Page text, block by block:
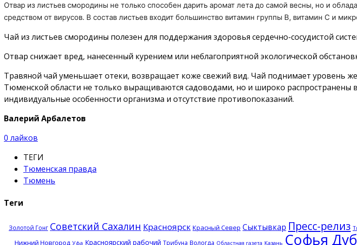
Отвар из листьев смородины не только способен дарить аромат лета до самой весны, но и
средством от вирусов. В состав листьев входит большинство витамин группы В, витамин С и
Чай из листьев смородины полезен для поддержания здоровья сердечно-сосудистой
Отвар снижает вред, нанесенный курением или неблагоприятной экологической
Травяной чай уменьшает отеки, возвращает коже свежий вид. Чай поднимает уровень
Тюменской области не только выращиваются садоводами, но и широко распространены
индивидуальные особенности организма и отсутствие противопоказаний.
Валерий Арбалетов
0 лайков
ТЕГИ
Тюменская правда
Тюмень
Теги
Золотой Гонг Советский Сахалин Красноярск Красный Север Сыктывкар Пресс-релиз
Нижний Новгород Уфа Красноярский рабочий Трибуна Вологда Областная газета Казань Софья